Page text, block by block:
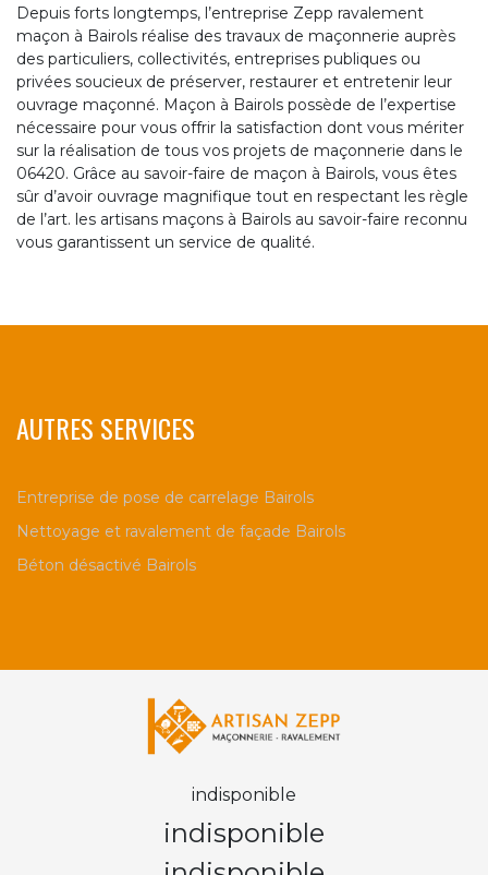
Depuis forts longtemps, l’entreprise Zepp ravalement
maçon à Bairols réalise des travaux de maçonnerie auprès
des particuliers, collectivités, entreprises publiques ou
privées soucieux de préserver, restaurer et entretenir leur
ouvrage maçonné. Maçon à Bairols possède de l’expertise
nécessaire pour vous offrir la satisfaction dont vous mériter
sur la réalisation de tous vos projets de maçonnerie dans le
06420. Grâce au savoir-faire de maçon à Bairols, vous êtes
sûr d’avoir ouvrage magnifique tout en respectant les règle
de l’art. les artisans maçons à Bairols au savoir-faire reconnu
vous garantissent un service de qualité.
AUTRES SERVICES
Entreprise de pose de carrelage Bairols
Nettoyage et ravalement de façade Bairols
Béton désactivé Bairols
indisponible
indisponible